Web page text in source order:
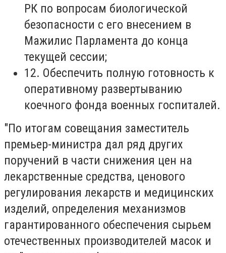
РК по вопросам биологической
безопасности с его внесением в
Мажилис Парламента до конца
текущей сессии;
12. Обеспечить полную готовность к
оперативному развертыванию
коечного фонда военных госпиталей.
"По итогам совещания заместитель
премьер-министра дал ряд других
поручений в части снижения цен на
лекарственные средства, ценового
регулирования лекарств и медицинских
изделий, определения механизмов
гарантированного обеспечения сырьем
отечественных производителей масок и